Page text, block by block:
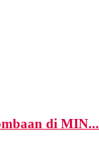
di MIN...